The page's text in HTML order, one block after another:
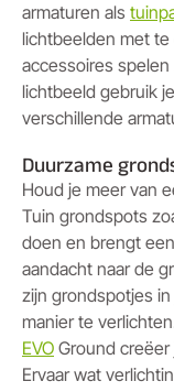
armaturen als
lichtbeelden met
accessoires
lichtbeeld gebruik
verschillende
Duurzame
Houd je meer van
Tuin grondspots
doen en brengt
aandacht naar de
zijn grondspotjes
manier te
EVO Ground
Ervaar wat